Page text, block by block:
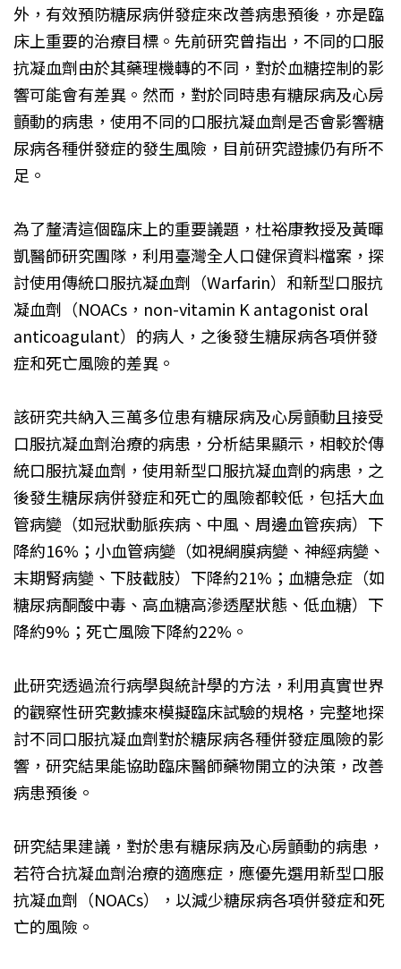
外，有效預防糖尿病併發症來改善病患預後，亦是臨
床上重要的治療目標。先前研究曾指出，不同的口服
抗凝血劑由於其藥理機轉的不同，對於血糖控制的影
響可能會有差異。然而，對於同時患有糖尿病及心房
顫動的病患，使用不同的口服抗凝血劑是否會影響糖
尿病各種併發症的發生風險，目前研究證據仍有所不
足。
為了釐清這個臨床上的重要議題，杜裕康教授及黃暉
凱醫師研究團隊，利用臺灣全人口健保資料檔案，探
討使用傳統口服抗凝血劑（Warfarin）和新型口服抗
凝血劑（NOACs，non-vitamin K antagonist oral
anticoagulant）的病人，之後發生糖尿病各項併發
症和死亡風險的差異。
該研究共納入三萬多位患有糖尿病及心房顫動且接受
口服抗凝血劑治療的病患，分析結果顯示，相較於傳
統口服抗凝血劑，使用新型口服抗凝血劑的病患，之
後發生糖尿病併發症和死亡的風險都較低，包括大血
管病變（如冠狀動脈疾病、中風、周邊血管疾病）下
降約16%；小血管病變（如視網膜病變、神經病變、
末期腎病變、下肢截肢）下降約21%；血糖急症（如
糖尿病酮酸中毒、高血糖高滲透壓狀態、低血糖）下
降約9%；死亡風險下降約22%。
此研究透過流行病學與統計學的方法，利用真實世界
的觀察性研究數據來模擬臨床試驗的規格，完整地探
討不同口服抗凝血劑對於糖尿病各種併發症風險的影
響，研究結果能協助臨床醫師藥物開立的決策，改善
病患預後。
研究結果建議，對於患有糖尿病及心房顫動的病患，
若符合抗凝血劑治療的適應症，應優先選用新型口服
抗凝血劑（NOACs），以減少糖尿病各項併發症和死
亡的風險。